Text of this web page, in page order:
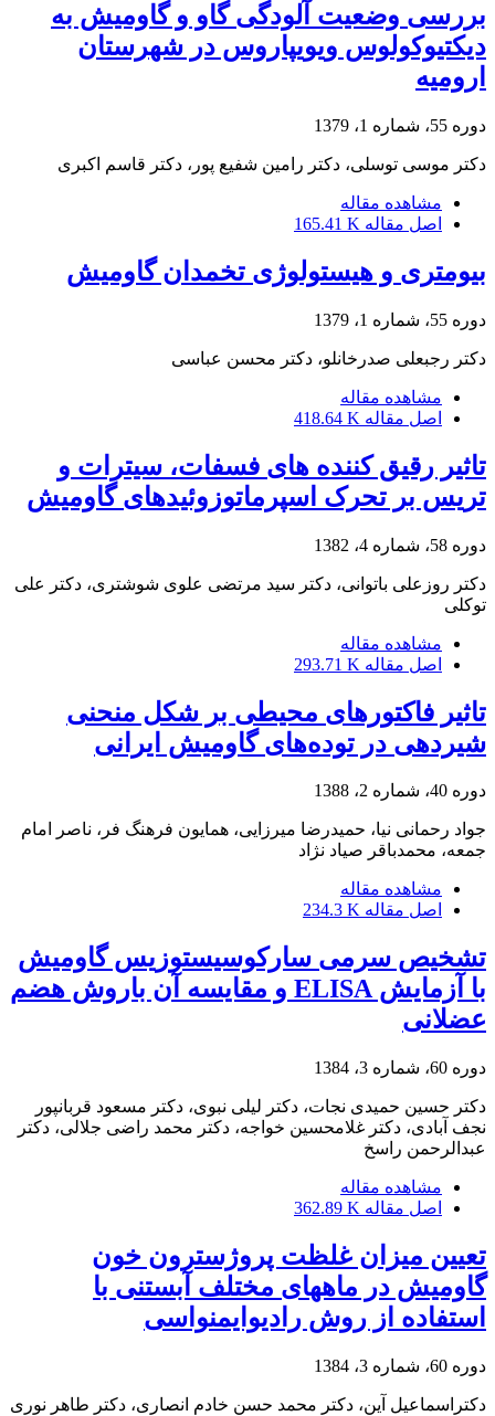
بررسی وضعیت آلودگی گاو و گاومیش به
دیکتیوکولوس ویویپاروس در شهرستان
ارومیه
دوره 55، شماره 1، 1379
دکتر موسی توسلی، دکتر رامین شفیع پور، دکتر قاسم اکبری
مشاهده مقاله
اصل مقاله 165.41 K
بیومتری و هیستولوژی تخمدان گاومیش
دوره 55، شماره 1، 1379
دکتر رجبعلی صدرخانلو، دکتر محسن عباسی
مشاهده مقاله
اصل مقاله 418.64 K
تاثیر رقیق کننده های فسفات، سیترات و
تریس بر تحرک اسپرماتوزوئیدهای گاومیش
دوره 58، شماره 4، 1382
دکتر روزعلی باتوانی، دکتر سید مرتضی علوی شوشتری، دکتر علی
توکلی
مشاهده مقاله
اصل مقاله 293.71 K
تاثیر فاکتورهای محیطی بر شکل منحنی
شیردهی در توده‌های گاومیش ایرانی
دوره 40، شماره 2، 1388
جواد رحمانی نیا، حمیدرضا میرزایی، همایون فرهنگ فر، ناصر امام
جمعه، محمدباقر صیاد نژاد
مشاهده مقاله
اصل مقاله 234.3 K
تشخیص سرمی سارکوسیستوزیس گاومیش
با آزمایش ELISA و مقایسه آن باروش هضم
عضلانی
دوره 60، شماره 3، 1384
دکتر حسین حمیدی نجات، دکتر لیلی نبوی، دکتر مسعود قربانپور
نجف آبادی، دکتر غلامحسین خواجه، دکتر محمد راضی جلالی، دکتر
عبدالرحمن راسخ
مشاهده مقاله
اصل مقاله 362.89 K
تعیین میزان غلظت پروژسترون خون
گاومیش در ماههای مختلف آبستنی با
استفاده از روش رادیوایمنواسی
دوره 60، شماره 3، 1384
دکتراسماعیل آین، دکتر محمد حسن خادم انصاری، دکتر طاهر نوری